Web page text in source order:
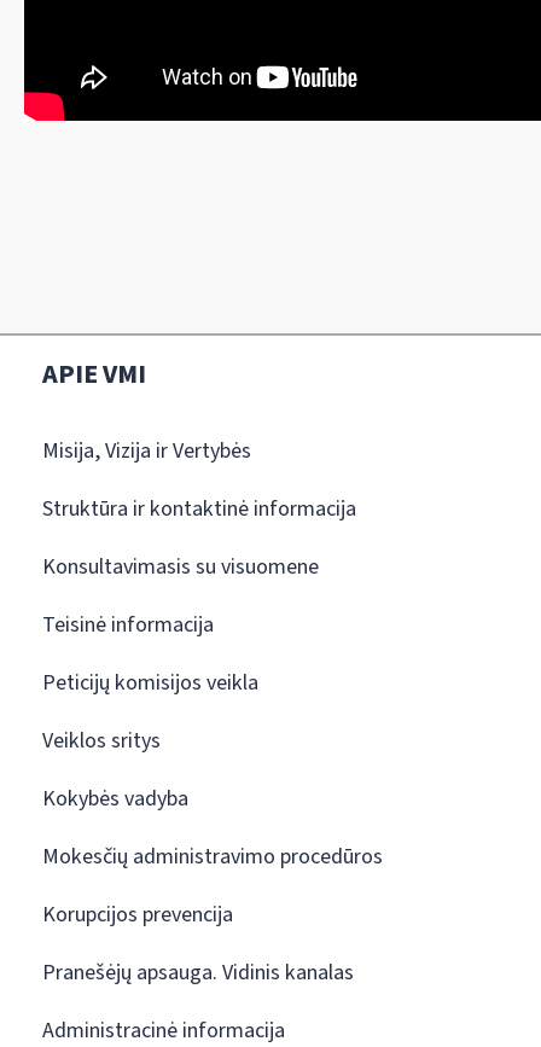
APIE VMI
Misija, Vizija ir Vertybės
Struktūra ir kontaktinė informacija
Konsultavimasis su visuomene
Teisinė informacija
Peticijų komisijos veikla
Veiklos sritys
Kokybės vadyba
Mokesčių administravimo procedūros
Korupcijos prevencija
Pranešėjų apsauga. Vidinis kanalas
Administracinė informacija